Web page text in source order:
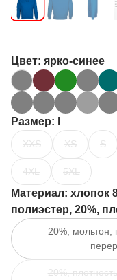
Цвет: ярко-синее
Размер: l
XXS XS S
4XL 5XL
Материал: хлопок
полиэстер, 20%,
20%, мольтон,
20%,